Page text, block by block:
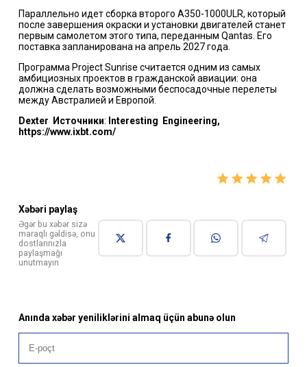
Параллельно идет сборка второго A350-1000ULR, который
после завершения окраски и установки двигателей станет
первым самолетом этого типа, переданным Qantas. Его
поставка запланирована на апрель 2027 года.
Программа Project Sunrise считается одним из самых
амбициозных проектов в гражданской авиации: она
должна сделать возможными беспосадочные перелеты
между Австралией и Европой.
Dexter
Источники: Interesting Engineering,
https://www.ixbt.com/
Xəbəri paylaş
Əgər bu xəbər sizə
maraqlı gəldisə, onu
dostlarınızla
paylaşmağı
unutmayın
Anında xəbər yeniliklərini almaq üçün abunə olun